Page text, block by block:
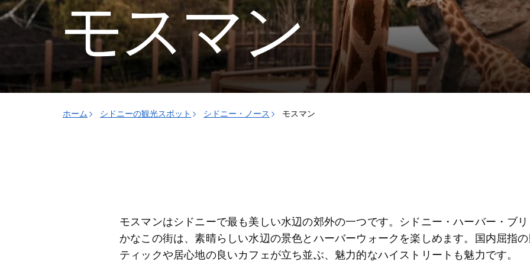
モスマン
ホーム シドニーの観光スポット シドニー・ノース モスマン
モスマンはシドニーで最も美しい水辺の郊外の一つです。シドニー・ハーバー・ブ
かなこの街は、素晴らしい水辺の景色とハーバーウォークを楽しめます。国内屈指
ティックや居心地の良いカフェが立ち並ぶ、魅力的なハイストリートも魅力です。